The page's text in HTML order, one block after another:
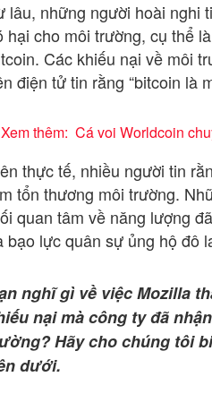
lâu, những người hoài nghi
hại cho môi trường, cụ thể
Các khiếu nại về môi
điện tử tin rằng “bitcoin là
Xem thêm: Cá voi Worldcoin
thực tế, nhiều người tin
tổn thương môi trường.
quan tâm về năng lượng
bạo lực quân sự ủng hộ đô
nghĩ gì về việc Mozilla
nại mà công ty đã
Hãy cho chúng tôi
dưới.